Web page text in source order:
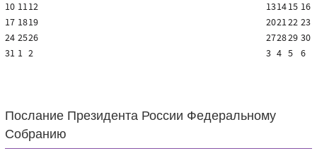
10 1112 131415 16
17 1819 202122 23
24 2526 272829 30
31 1 2 3 4 5 6
Послание Президента России Федеральному
Собранию